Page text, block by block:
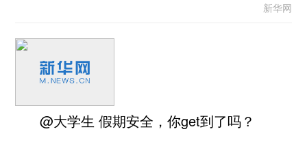
新华网
@大学生 假期安全，你get到了吗？